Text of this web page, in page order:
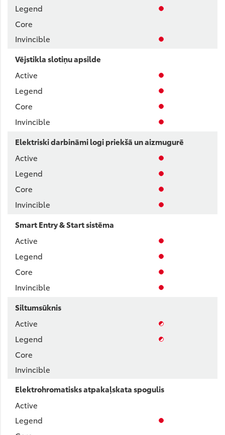
Vējstikla slotiņu apsilde
Elektriski darbināmi logi priekšā un aizmugurē
Smart Entry & Start sistēma
Siltumsūknis
Elektrohromatisks atpakaļskata spogulis